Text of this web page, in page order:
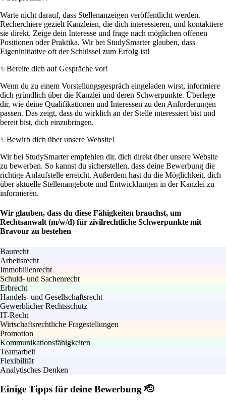
Warte nicht darauf, dass Stellenanzeigen veröffentlicht werden.
Recherchiere gezielt Kanzleien, die dich interessieren, und kontaktiere
sie direkt. Zeige dein Interesse und frage nach möglichen offenen
Positionen oder Praktika. Wir bei StudySmarter glauben, dass
Eigeninitiative oft der Schlüssel zum Erfolg ist!
✨Bereite dich auf Gespräche vor!
Wenn du zu einem Vorstellungsgespräch eingeladen wirst, informiere
dich gründlich über die Kanzlei und deren Schwerpunkte. Überlege
dir, wie deine Qualifikationen und Interessen zu den Anforderungen
passen. Das zeigt, dass du wirklich an der Stelle interessiert bist und
bereit bist, dich einzubringen.
✨Bewirb dich über unsere Website!
Wir bei StudySmarter empfehlen dir, dich direkt über unsere Website
zu bewerben. So kannst du sicherstellen, dass deine Bewerbung die
richtige Anlaufstelle erreicht. Außerdem hast du die Möglichkeit, dich
über aktuelle Stellenangebote und Entwicklungen in der Kanzlei zu
informieren.
Wir glauben, dass du diese Fähigkeiten brauchst, um
Rechtsanwalt (m/w/d) für zivilrechtliche Schwerpunkte mit
Bravour zu bestehen
Baurecht
Arbeitsrecht
Immobilienrecht
Schuld- und Sachenrecht
Erbrecht
Handels- und Gesellschaftsrecht
Gewerblicher Rechtsschutz
IT-Recht
Wirtschaftsrechtliche Fragestellungen
Promotion
Kommunikationsfähigkeiten
Teamarbeit
Flexibilität
Analytisches Denken
Einige Tipps für deine Bewerbung 🫡